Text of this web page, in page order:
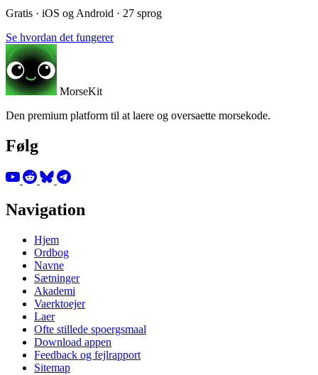
Gratis · iOS og Android · 27 sprog
Se hvordan det fungerer
MorseKit
Den premium platform til at laere og oversaette morsekode.
Følg
Navigation
Hjem
Ordbog
Navne
Sætninger
Akademi
Vaerktoejer
Laer
Ofte stillede spoergsmaal
Download appen
Feedback og fejlrapport
Sitemap